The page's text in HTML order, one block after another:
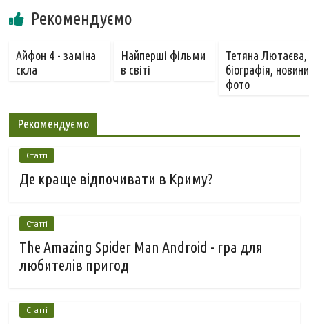
Рекомендуємо
Айфон 4 - заміна
скла
Найперші фільми
в світі
Тетяна Лютаєва,
біографія,
фото
Рекомендуємо
Статті
Де краще відпочивати в Криму?
Статті
The Amazing Spider Man Android - гра для
любителів пригод
Статті